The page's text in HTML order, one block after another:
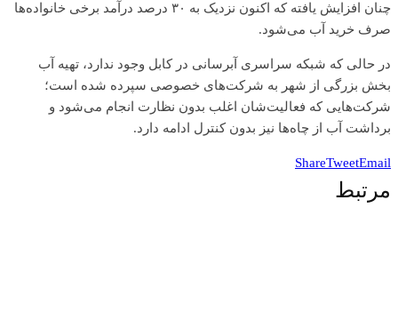
چنان افزایش یافته که اکنون نزدیک به ۳۰ درصد درآمد برخی خانواده‌ها
صرف خرید آب می‌شود.
در حالی که شبکه‌ سراسری آبرسانی در کابل وجود ندارد، تهیه آب
بخش بزرگی از شهر به شرکت‌های خصوصی سپرده شده است؛
شرکت‌هایی که فعالیت‌شان اغلب بدون نظارت انجام می‌شود و
برداشت آب از چاه‌ها نیز بدون کنترل ادامه دارد.
ShareTweetEmail
مرتبط